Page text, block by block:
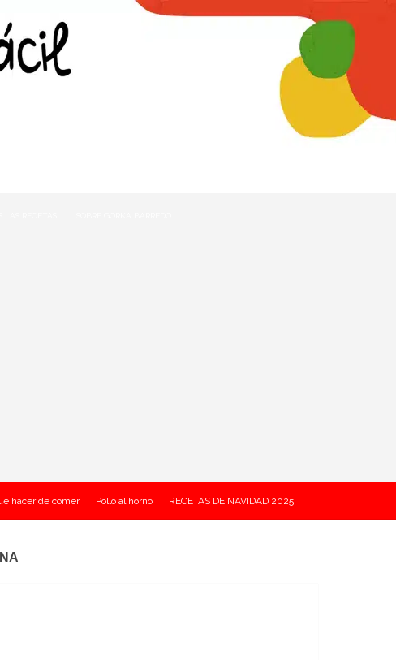
hacer de comer Pollo al horno RECETAS DE NAVIDAD 2025